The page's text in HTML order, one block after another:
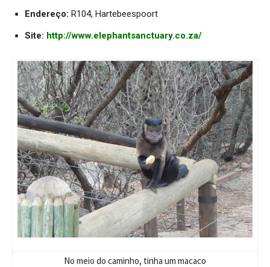
Endereço: R104, Hartebeespoort
Site: http://www.elephantsanctuary.co.za/
No meio do caminho, tinha um macaco